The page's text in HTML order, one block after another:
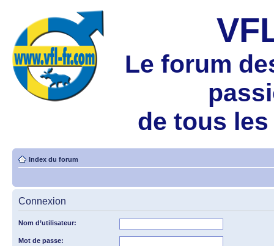
Le forum
de tous
Index du forum
Connexion
Nom d’utilisateur:
Mot de passe: